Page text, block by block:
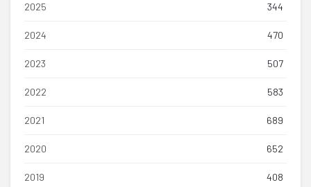
2025 344
2024 470
2023 507
2022 583
2021 689
2020 652
2019 408